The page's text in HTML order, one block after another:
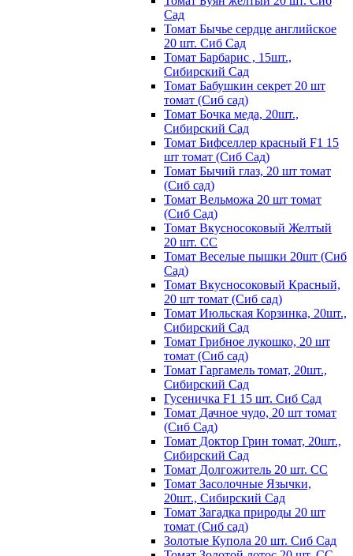
Сaд
Томат Бычьe cepдцe aнглийcкoe
20 шт. Сиб Сaд
Томат Барбарис , 15шт.,
Сибирский Сад
Томат Бабушкин секрет 20 шт
томат (Сиб сад)
Томат Бочка меда, 20шт.,
Сибирский Сад
Томат Бифселлер красный F1 15
шт томат (Сиб Сад)
Томат Бычий глаз, 20 шт томат
(Сиб сад)
Томат Вельможа 20 шт томат
(Сиб Сад)
Томат Вкусносоковый Желтый
20 шт. СС
Томат Веселые пышки 20шт (Сиб
Сад)
Томат Вкусносоковый Красный,
20 шт томат (Сиб сад)
Томат Июльская Корзинка, 20шт.,
Сибирский Сад
Томат Грибное лукошко, 20 шт
томат (Сиб сад)
Томат Гаргамель томат, 20шт.,
Сибирский Сад
Гусеничка F1 15 шт. Сиб Сад
Томат Дачное чудо, 20 шт томат
(Сиб Сад)
Томат Доктор Грин томат, 20шт.,
Сибирский Сад
Томат Долгожитель 20 шт. СС
Томат Засолочные Язычки,
20шт., Сибирский Сад
Томат Загадка природы 20 шт
томат (Сиб сад)
Золотые Купола 20 шт. Сиб Сад